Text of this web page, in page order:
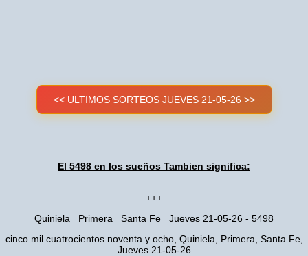
<< ULTIMOS SORTEOS JUEVES 21-05-26 >>
El 5498 en los sueños Tambien significa:
+++
Quiniela Primera Santa Fe Jueves 21-05-26 - 5498
cinco mil cuatrocientos noventa y ocho, Quiniela, Primera, Santa Fe,
Jueves 21-05-26